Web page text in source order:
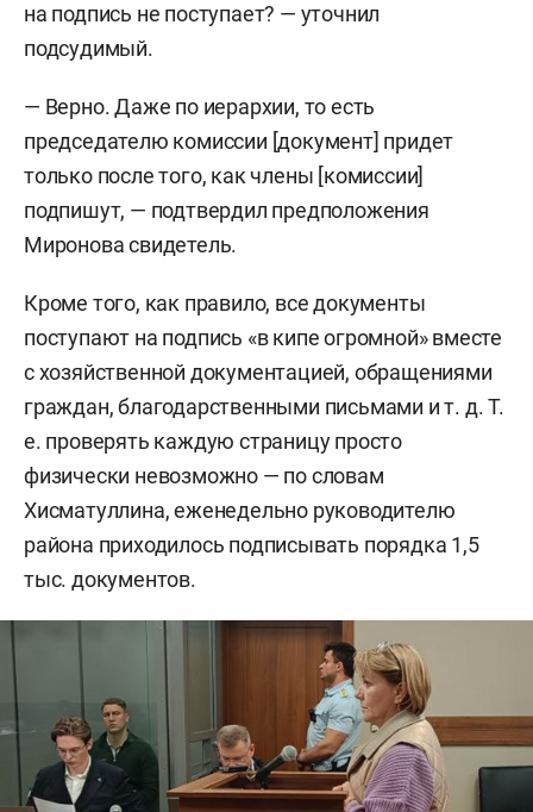
на подпись не поступает? — уточнил
подсудимый.
— Верно. Даже по иерархии, то есть
председателю комиссии [документ] придет
только после того, как члены [комиссии]
подпишут, — подтвердил предположения
Миронова свидетель.
Кроме того, как правило, все документы
поступают на подпись «в кипе огромной» вместе
с хозяйственной документацией, обращениями
граждан, благодарственными письмами и т. д. Т.
е. проверять каждую страницу просто
физически невозможно — по словам
Хисматуллина, еженедельно руководителю
района приходилось подписывать порядка 1,5
тыс. документов.